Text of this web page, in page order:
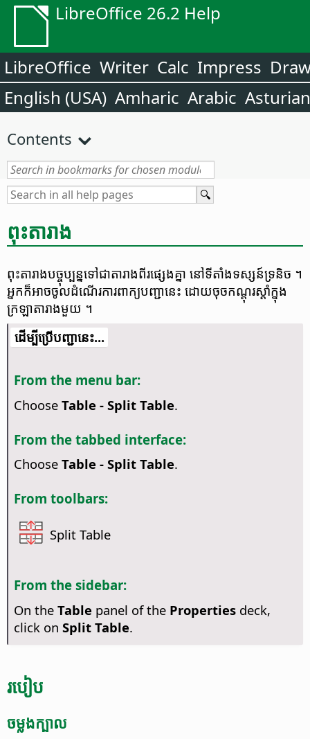
LibreOffice 26.2 Help
LibreOffice Writer Calc Impress
English (USA) Amharic Arabic Asturian
Contents
ពុះ​តារាង
ពុះ​តារាង​បច្ចុប្បន្ន​ទៅ​ជា​តារាង​ពីរ​ផ្សេង​គ្នា នៅ​ទីតាំង​ទស្សន៍​ទ្រនិច ។
អ្នក​ក៏​អាច​ចូល​ដំណើរការ​ពាក្យ​បញ្ជា​នេះ ដោយ​ចុច​កណ្តុរ​ស្តាំ​ក្នុង​
ក្រឡា​តារាង​មួយ ។
​​ដើម្បី​ប្រើ​​បញ្ជា​នេះ...
From the menu bar:
Choose Table - Split Table.
From the tabbed interface:
Choose Table - Split Table.
From toolbars:
Split Table
From the sidebar:
On the Table panel of the Propertiesdeck,
click on Split Table.
របៀប
ចម្លង​ក្បាល